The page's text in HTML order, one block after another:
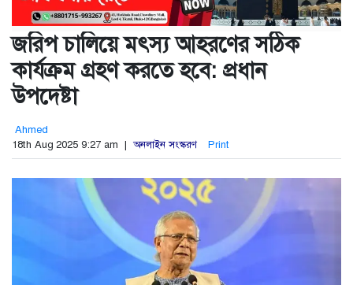
জরিপ চালিয়ে মৎস্য আহরণের সঠিক
কার্যক্রম গ্রহণ করতে হবে: প্রধান
উপদেষ্টা
Ahmed
18th Aug 2025 9:27 am | অনলাইন সংস্করণ Print